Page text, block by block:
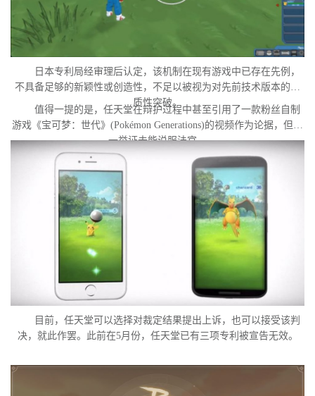
日本专利局经审理后认定，该机制在现有游戏中已存在先例，
不具备足够的新颖性或创造性，不足以被视为对先前技术版本的实
质性突破。
值得一提的是，任天堂在辩护过程中甚至引用了一款粉丝自制
游戏《宝可梦：世代》(Pokémon Generations)的视频作为论据，但这
一举证未能说服法官。
目前，任天堂可以选择对裁定结果提出上诉，也可以接受该判
决，就此作罢。此前在5月份，任天堂已有三项专利被宣告无效。